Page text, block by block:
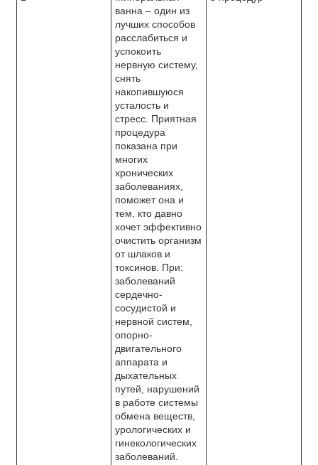
ванна – один из
лучших способов
расслабиться и
успокоить
нервную систему,
снять
накопившуюся
усталость и
стресс. Приятная
процедура
показана при
многих
хронических
заболеваниях,
поможет она и
тем, кто давно
хочет эффективно
очистить организм
от шлаков и
токсинов. При:
заболеваний
сердечно-
сосудистой и
нервной систем,
опорно-
двигательного
аппарата и
дыхательных
путей, нарушений
в работе системы
обмена веществ,
урологических и
гинекологических
заболеваний.